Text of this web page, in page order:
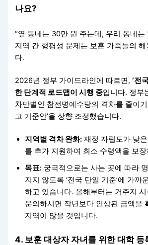
나요?
“옆 동네는 30만 원 주는데, 우리 동네는
지역 간 형평성 문제는 보훈 가족들의
다.
2026년 정부 가이드라인에 따르면,‘전
한 단계적 로드맵이 시행 중입니다. 정부
차만별인 참전명예수당의 격차를 줄이기
고 기준안’을 상향 조정했습니다.
지역별 격차 완화: 재정 자립도가 낮
를 추가 지원하여 최소 수령액을 보
목표: 궁극적으로는 사는 곳에 따라
지지 않도록 ‘전국 단일 기준’에 가까
하고 있습니다. 올해부터는 거주지 시
문의하시면 작년보다 인상된 금액을
지역이 많을 것입니다.
4. 보훈 대상자 자녀를 위한 대학 등